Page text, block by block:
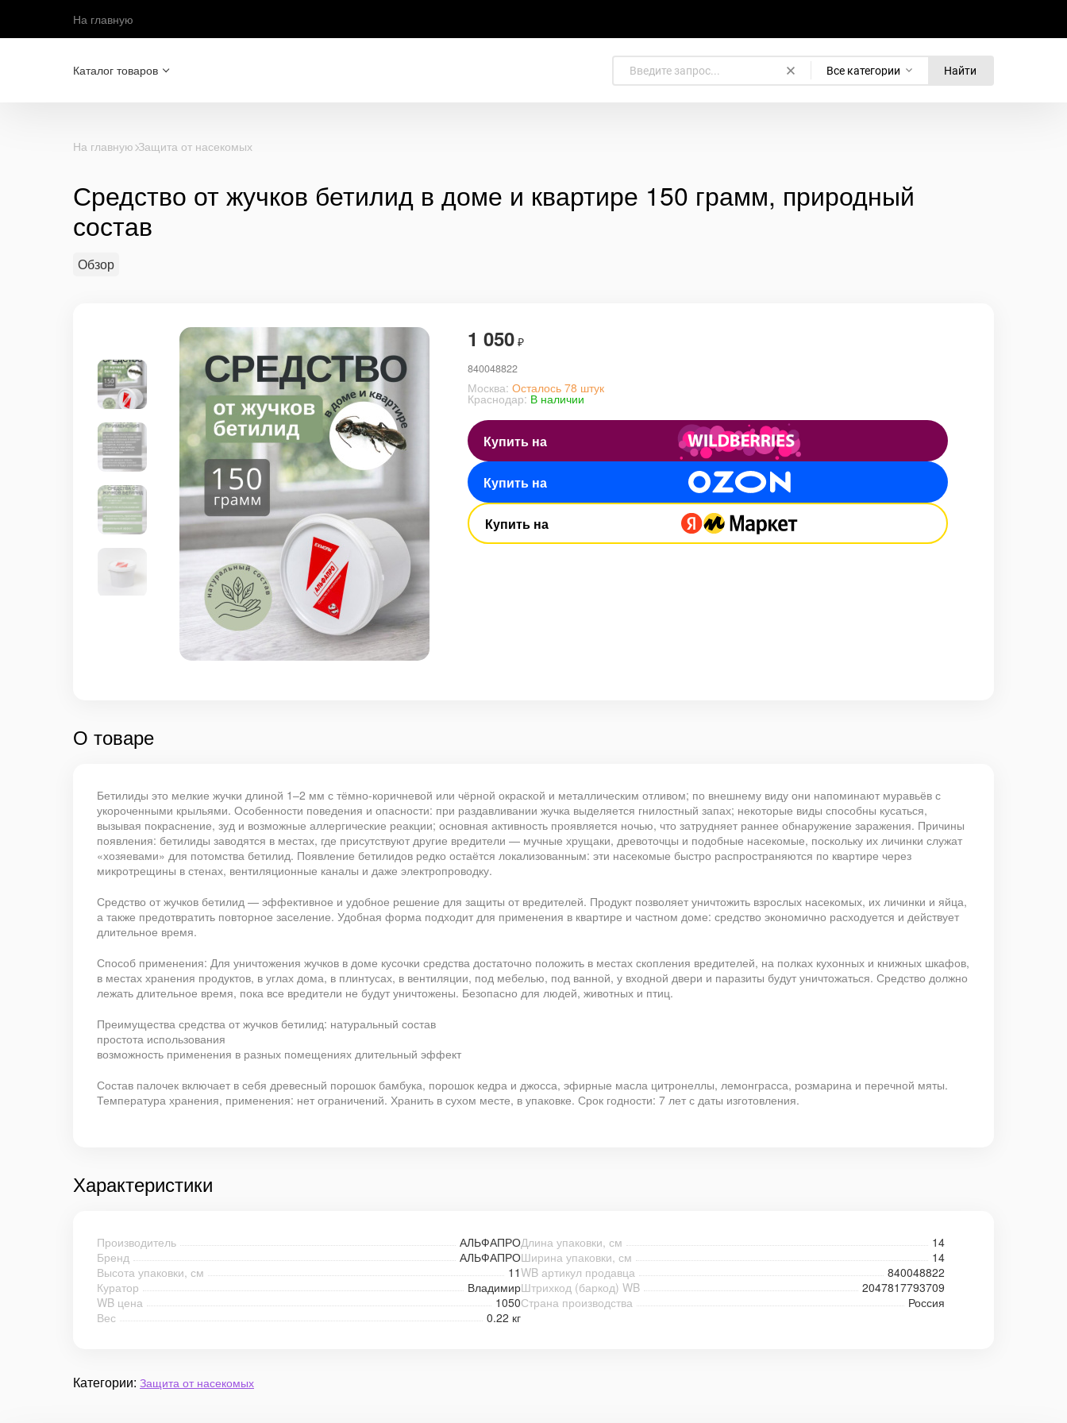
На главную
Каталог товаров Все категории Найти
На главную Защита от насекомых
Средство от жучков бетилид в доме и квартире 150 грамм, природный
состав
Обзор
1 050 ₽
840048822
Москва: Осталось 78 штук
Краснодар: В наличии
Купить на
Купить на
Купить на
О товаре
Бетилиды это мелкие жучки длиной 1–2 мм с тёмно‑коричневой или чёрной окраской и металлическим отливом; по внешнему виду они напоминают муравьёв с
укороченными крыльями. Особенности поведения и опасности: при раздавливании жучка выделяется гнилостный запах; некоторые виды способны кусаться,
вызывая покраснение, зуд и возможные аллергические реакции; основная активность проявляется ночью, что затрудняет раннее обнаружение заражения. Причины
появления: бетилиды заводятся в местах, где присутствуют другие вредители — мучные хрущаки, древоточцы и подобные насекомые, поскольку их личинки служат
«хозяевами» для потомства бетилид. Появление бетилидов редко остаётся локализованным: эти насекомые быстро распространяются по квартире через
микротрещины в стенах, вентиляционные каналы и даже электропроводку.
Средство от жучков бетилид — эффективное и удобное решение для защиты от вредителей. Продукт позволяет уничтожить взрослых насекомых, их личинки и яйца,
а также предотвратить повторное заселение. Удобная форма подходит для применения в квартире и частном доме: средство экономично расходуется и действует
длительное время.
Способ применения: Для уничтожения жучков в доме кусочки средства достаточно положить в местах скопления вредителей, на полках кухонных и книжных шкафов,
в местах хранения продуктов, в углах дома, в плинтусах, в вентиляции, под мебелью, под ванной, у входной двери и паразиты будут уничтожаться. Средство должно
лежать длительное время, пока все вредители не будут уничтожены. Безопасно для людей, животных и птиц.
Преимущества средства от жучков бетилид: натуральный состав
простота использования
возможность применения в разных помещениях длительный эффект
Состав палочек включает в себя древесный порошок бамбука, порошок кедра и джосса, эфирные масла цитронеллы, лемонграсса, розмарина и перечной мяты.
Температура хранения, применения: нет ограничений. Хранить в сухом месте, в упаковке. Срок годности: 7 лет с даты изготовления.
Характеристики
Производитель АЛЬФАПРОДлина упаковки, см
14
Бренд
АЛЬФАПРОШирина упаковки, см
14
Высота упаковки, см
11WB артикул продавца
840048822
Куратор
ВладимирШтрихкод (баркод) WB
2047817793709
WB цена
1050Страна производства
Россия
Вес
0.22 кг
Категории: Защита от насекомых